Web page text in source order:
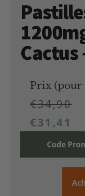
Cactus
Prix (pour
€34,90
€31,41
Code